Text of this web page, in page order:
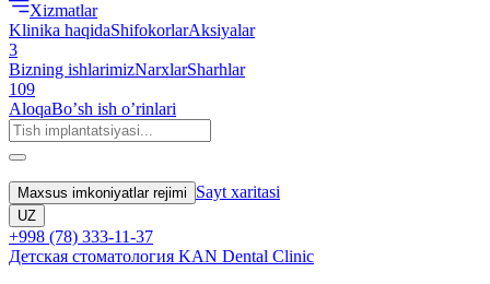
Xizmatlar
Klinika haqidaShifokorlarAksiyalar
3
Bizning ishlarimizNarxlarSharhlar
109
AloqaBoʼsh ish oʼrinlari
Maxsus imkoniyatlar rejimi Sayt xaritasi
UZ
+998 (78) 333-11-37
Детская стоматология KAN Dental Clinic